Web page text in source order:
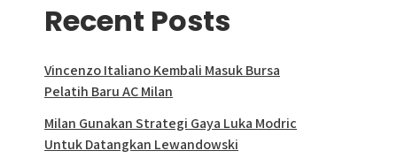
Recent Posts
Vincenzo Italiano Kembali Masuk Bursa
Pelatih Baru AC Milan
Milan Gunakan Strategi Gaya Luka Modric
Untuk Datangkan Lewandowski